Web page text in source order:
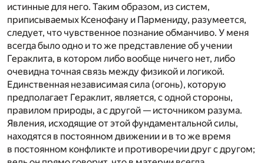
истинные для него. Таким образом, из систем,
приписываемых Ксенофану и Пармениду, разумеется,
следует, что чувственное познание обманчиво. У меня
всегда было одно и то же представление об учении
Гераклита, в котором либо вообще ничего нет, либо
очевидна точная связь между физикой и логикой.
Единственная независимая сила (огонь), которую
предполагает Гераклит, является, с одной стороны,
правилом природы, а с другой — источником разума.
Явления, исходящие от этой фундаментальной силы,
находятся в постоянном движении и в то же время
в постоянном конфликте и противоречии друг с другом;